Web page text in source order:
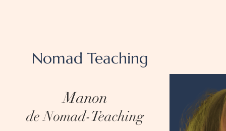
Nomad Teaching
Manon
de Nomad-Teaching